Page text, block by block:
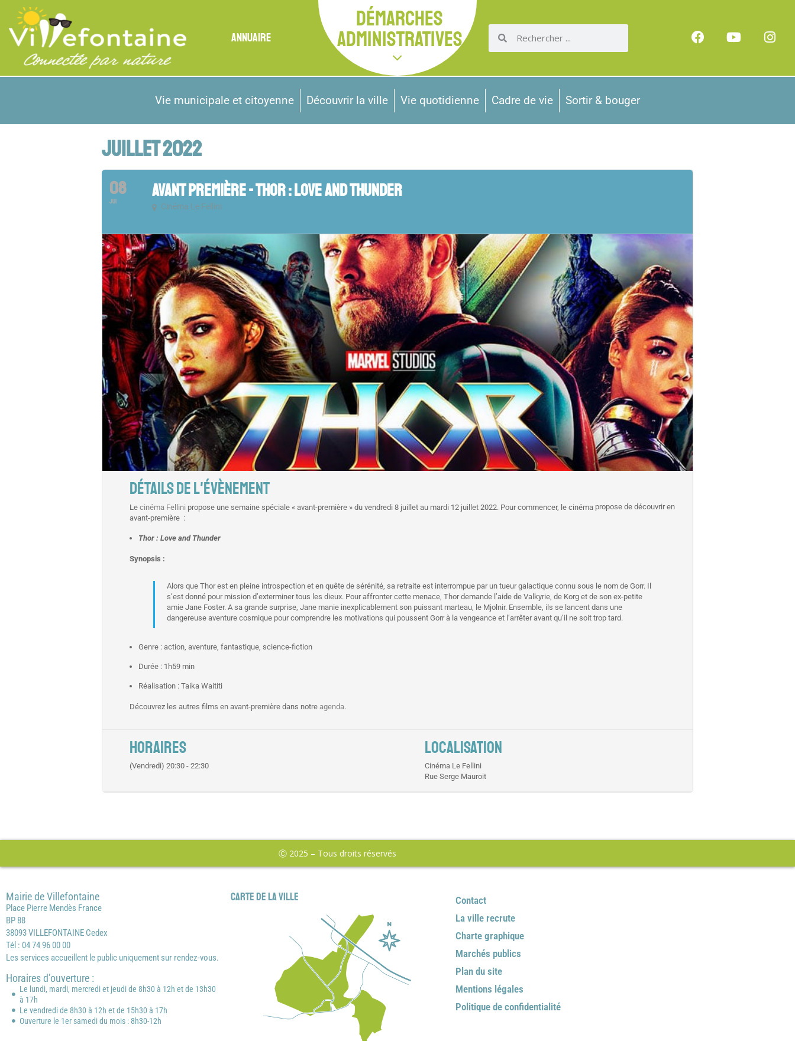
ANNUAIRE
DÉMARCHES
ADMINISTRATIVES
Vie municipale et citoyenne Découvrir la ville Vie quotidienne Cadre de vie Sortir & bouger
JUILLET 2022
08
JUI
AVANT PREMIÈRE - THOR : LOVE AND THUNDER
Cinéma Le Fellini
DÉTAILS DE L'ÉVÈNEMENT
Le cinéma Fellini propose une semaine spéciale « avant-première » du vendredi 8 juillet au mardi 12 juillet 2022. Pour commencer, le cinéma propose de découvrir en
avant-première :
Thor : Love and Thunder
Synopsis :
Alors que Thor est en pleine introspection et en quête de sérénité, sa retraite est interrompue par un tueur galactique connu sous le nom de Gorr. Il
s’est donné pour mission d’exterminer tous les dieux. Pour affronter cette menace, Thor demande l’aide de Valkyrie, de Korg et de son ex-petite
amie Jane Foster. A sa grande surprise, Jane manie inexplicablement son puissant marteau, le Mjolnir. Ensemble, ils se lancent dans une
dangereuse aventure cosmique pour comprendre les motivations qui poussent Gorr à la vengeance et l’arrêter avant qu’il ne soit trop tard.
Genre : action, aventure, fantastique, science-fiction
Durée : 1h59 min
Réalisation : Taika Waititi
Découvrez les autres films en avant-première dans notre agenda.
HORAIRES
(Vendredi) 20:30 - 22:30
LOCALISATION
Cinéma Le Fellini
Rue Serge Mauroit
Ⓒ 2025 – Tous droits réservés
Mairie de Villefontaine
Place Pierre Mendès France
BP 88
38093 VILLEFONTAINE Cedex
Tél : 04 74 96 00 00
Les services accueillent le public uniquement sur rendez-vous.
Horaires d’ouverture :
Le lundi, mardi, mercredi et jeudi de 8h30 à 12h et de 13h30
à 17h
Le vendredi de 8h30 à 12h et de 15h30 à 17h
Ouverture le 1er samedi du mois : 8h30-12h
Carte de la ville
Contact
La ville recrute
Charte graphique
Marchés publics
Plan du site
Mentions légales
Politique de confidentialité